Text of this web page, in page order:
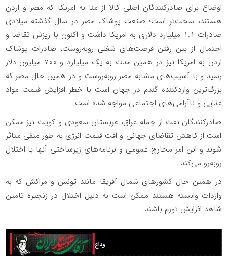
اوضاع برای صادرکنندگان اصلی کالا از منا به امریکا که مصر و اردن
هستند، سخت‌تر است؛ صنعت پوشاک مصر در سال گذشته میلادی
صادرات ۱.۱ میلیارد دلاری به امریکا داشت و اکنون با ریزش تقاضا و
احتمال از بین رفتن فرصت‌های شغلی روبه‌روست، صادرات پوشاک
اردن به امریکا نیز در همین مدت به یک میلیارد و ۷۰۰ میلیون دلار
رسید و با آسیب‌های مشابه مصر روبه‌روست و در همین حال مصر که
بزرگ‌ترین واردکننده گندم در جهان است با خطر افزایش قیمت مواد
غذایی و ناآرامی‌های اجتماعی مواجه شده است.
صادرکنندگان نفت از جمله عراق، عربستان سعودی و کویت نیز ممکن
است از کاهش تقاضای جهانی و افت قیمت انرژی به طور منفی متاثر
شوند و این امر مخارج عمومی و برنامه‌های زیرساختی آنها با اختلال
روبه‌رو می‌کند.
در همین حال کشورهای شمال آفریقا مانند تونس و مراکش که به
واردات وابسته هستند ممکن است به دلیل اختلال در زنجیره تامین
شاهد افزایش تورم باشند.